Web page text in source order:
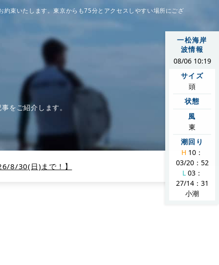
一松海岸
波情報
08/06 10:19
サイズ
頭
状態
風
東
潮回り
H 10：
03/20：52
L03：
27/14：31
小潮
束いたします。東京からも75分とアクセスしやすい場所にござ
をご紹介します。
8/30(日)まで！】